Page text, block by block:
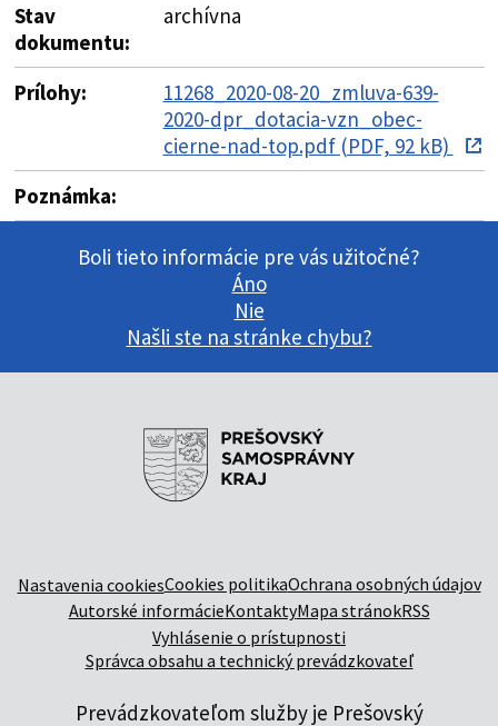
Stav
dokumentu:
archívna
Prílohy:
11268_2020-08-20_zmluva-639-
2020-dpr_dotacia-vzn_obec-
cierne-nad-top.pdf (PDF, 92 kB)
Poznámka:
Boli tieto informácie pre vás užitočné?
Áno
Nie
Našli ste na stránke chybu?
Nastavenia cookiesCookies politikaOchrana osobných údajov
Autorské informácieKontaktyMapa stránokRSS
Vyhlásenie o prístupnosti
Správca obsahu a technický prevádzkovateľ
Prevádzkovateľom služby je Prešovský